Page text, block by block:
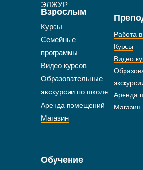
ЭЛЖУР
Взрослым
Обучение
Курсы
Семейные
программы
Видео курсов
Образовательные
экскурсии по школе
Аренда помещений
Магазин
Работа
Курсы
Видео
Аренда
Магазин